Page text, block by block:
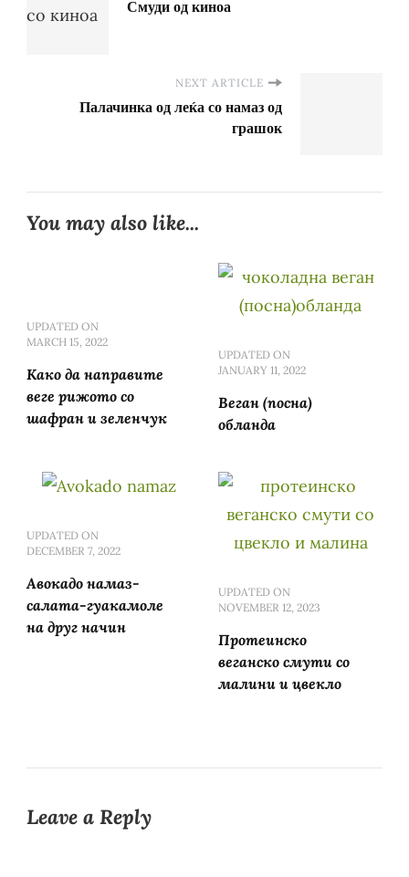
Смуди од киноа
NEXT ARTICLE
Палачинка од леќа со намаз од
грашок
You may also like...
UPDATED ON
MARCH 15, 2022
Како да направите
веге рижото со
шафран и зеленчук
UPDATED ON
JANUARY 11, 2022
Веган (посна)
обланда
UPDATED ON
DECEMBER 7, 2022
Авокадо намаз-
салата-гуакамоле
на друг начин
UPDATED ON
NOVEMBER 12, 2023
Протеинско
веганско смути со
малини и цвекло
Leave a Reply